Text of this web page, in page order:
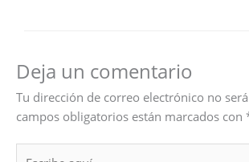
Deja un comentario
Tu dirección de correo electrónico no
campos obligatorios están marcados con